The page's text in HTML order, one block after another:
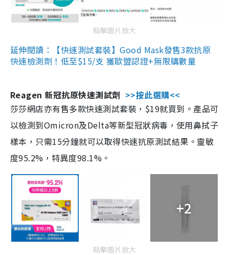
點擊圖片放大
延伸閱讀：【快速測試套裝】Good Mask發售3款抗原
快速檢測劑！低至$15/支 獲歐盟認證+無限購數量
Reagen 新冠抗原快速測試劑 >>按此選購<<
莎莎網店亦有售多款快速測試套裝，$19就買到。產品可
以檢測到Omicron及Delta等新型冠狀病毒，使用鼻拭子
樣本，只需15分鐘就可以取得快速抗原測試結果。靈敏
度95.2%，特異度98.1%。
+2
點擊圖片放大